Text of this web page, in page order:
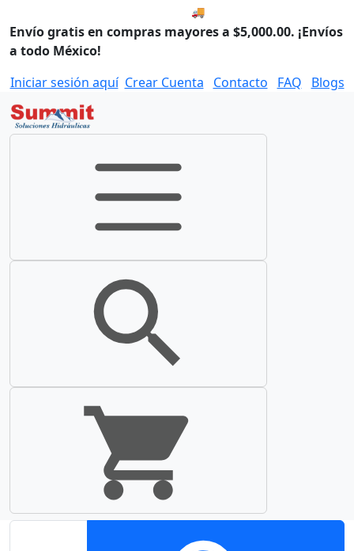
🚚 Envío el Lunes, 10 de
Envío gratis en compras mayores a $5,000.00. ¡Envíos
a todo México!
Iniciar sesión aquí Crear Cuenta Contacto FAQ Blogs